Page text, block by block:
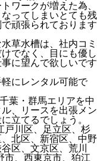
ワークが増えた為、
ってしまいとても残
頑張られております
草水槽は、社内コミ
でなく、目にも優し
に望んで欲しいです
にレンタル可能で
葉・群馬エリアを中
、リースを出張メン
立てるでしょう。
戸川区、足立区、杉
北区、新宿区、中野
区、文京区、荒川
市、西東京市、狛江